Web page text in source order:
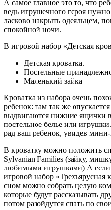
А самое главное это то, что
ведь игрушечного героя
ласково накрыть одеяльцем,
спокойной ночи.
В игровой набор «Детская
Детская кроватка.
Постельные
Маленький зайка
Кроватка из набора очень
ребенок: там так же
выдвигаются нижние ящички
постельное белье или
рад ваш ребенок, увидев
В кроватку можно положить
Sylvanian Families (зайку,
любимыми игрушками) А если
игровой набор «Трехъярусная
сном можно собрать целую
которые будут рассказывать
потом разойдутся спать по